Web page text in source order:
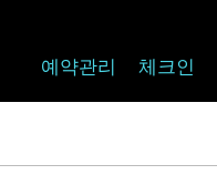
예약관리 체크인